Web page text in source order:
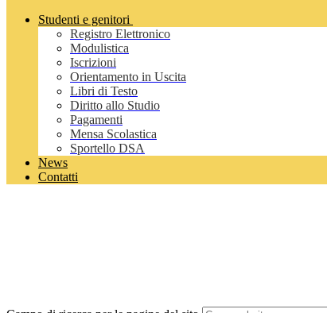
Studenti e genitori
Registro Elettronico
Modulistica
Iscrizioni
Orientamento in Uscita
Libri di Testo
Diritto allo Studio
Pagamenti
Mensa Scolastica
Sportello DSA
News
Contatti